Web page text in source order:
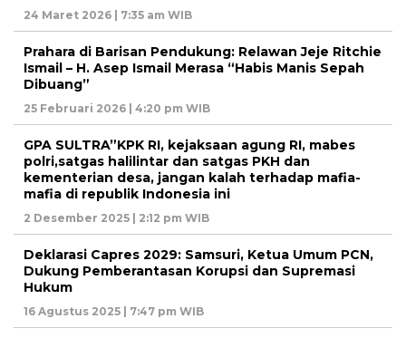
24 Maret 2026 | 7:35 am WIB
Prahara di Barisan Pendukung: Relawan Jeje Ritchie
Ismail – H. Asep Ismail Merasa “Habis Manis Sepah
Dibuang”
25 Februari 2026 | 4:20 pm WIB
GPA SULTRA”KPK RI, kejaksaan agung RI, mabes
polri,satgas halilintar dan satgas PKH dan
kementerian desa, jangan kalah terhadap mafia-
mafia di republik Indonesia ini
2 Desember 2025 | 2:12 pm WIB
Deklarasi Capres 2029: Samsuri, Ketua Umum PCN,
Dukung Pemberantasan Korupsi dan Supremasi
Hukum
16 Agustus 2025 | 7:47 pm WIB